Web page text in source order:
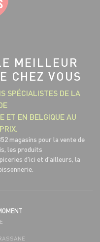
MEILLEUR
CHEZ VOUS
SPÉCIALISTES DE LA
ET EN BELGIQUE AU
magasins pour la vente de
les produits
d'ici et d'ailleurs, la